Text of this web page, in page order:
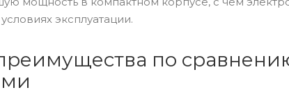
эксплуатации.
по